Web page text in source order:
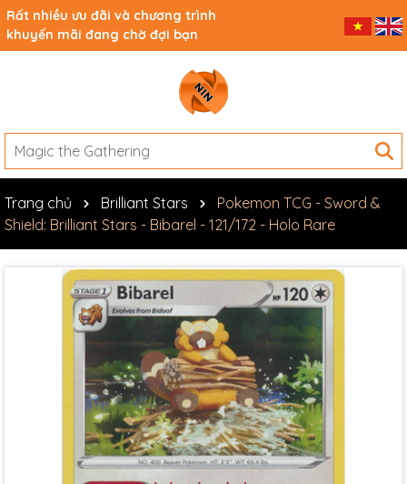
Rất nhiều ưu đãi và chương trình
khuyến mãi đang chờ đợi bạn
Trang chủ Brilliant Stars
Pokemon TCG - Sword &
Shield: Brilliant Stars - Bibarel - 121/172 - Holo Rare
Mã giảm giá: